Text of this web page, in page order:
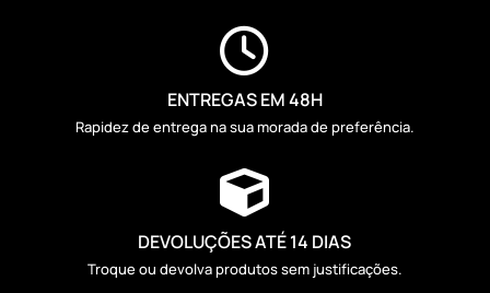

ENTREGAS EM 48H
Rapidez de entrega na sua morada de preferência.

DEVOLUÇÕES ATÉ 14 DIAS
Troque ou devolva produtos sem justificações.